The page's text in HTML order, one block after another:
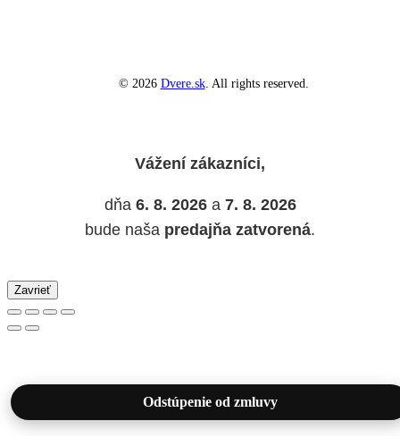
© 2026 Dvere.sk. All rights reserved.
Vážení zákazníci,
dňa 6. 8. 2026a 7. 8. 2026
bude naša predajňa zatvorená.
Zavrieť
Odstúpenie od zmluvy